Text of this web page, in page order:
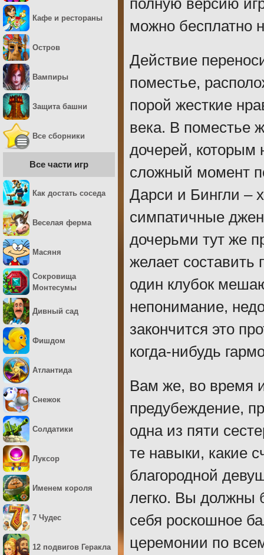
полную версию
можно бесплатно
Действие
поместье,
порой жесткие
века. В поместье
дочерей, которым
сложный момент
Дарси и Бингли –
симпатичные
дочерьми тут же
желает
один клубок
непонимание,
закончится это
когда-нибудь
Вам же, во время
предубеждение,
одна из пяти
те навыки, какие
благородной
легко. Вы должны
себя роскошное
церемонии по
Кафе и рестораны
Остров
Вампиры
Защита башни
Все сборники
Все части игр
Как достать соседа
Веселая ферма
Масяня
Сокровища
Монтесумы
Дивный сад
Фишдом
Атлантида
Снежок
Солдатики
Луксор
Именем короля
7 Чудес
12 подвигов Геракла